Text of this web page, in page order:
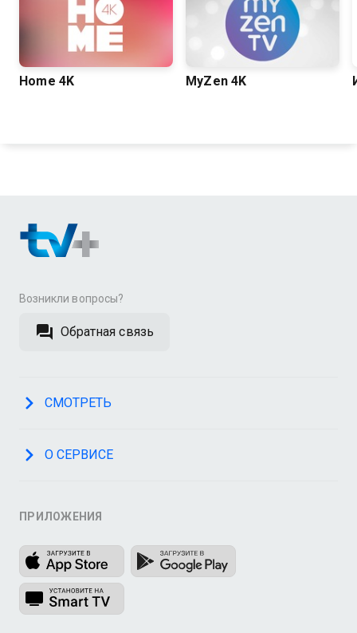
Home 4K MyZen 4K
Возникли вопросы?
Обратная связь
СМОТРЕТЬ
О СЕРВИСЕ
ПРИЛОЖЕНИЯ